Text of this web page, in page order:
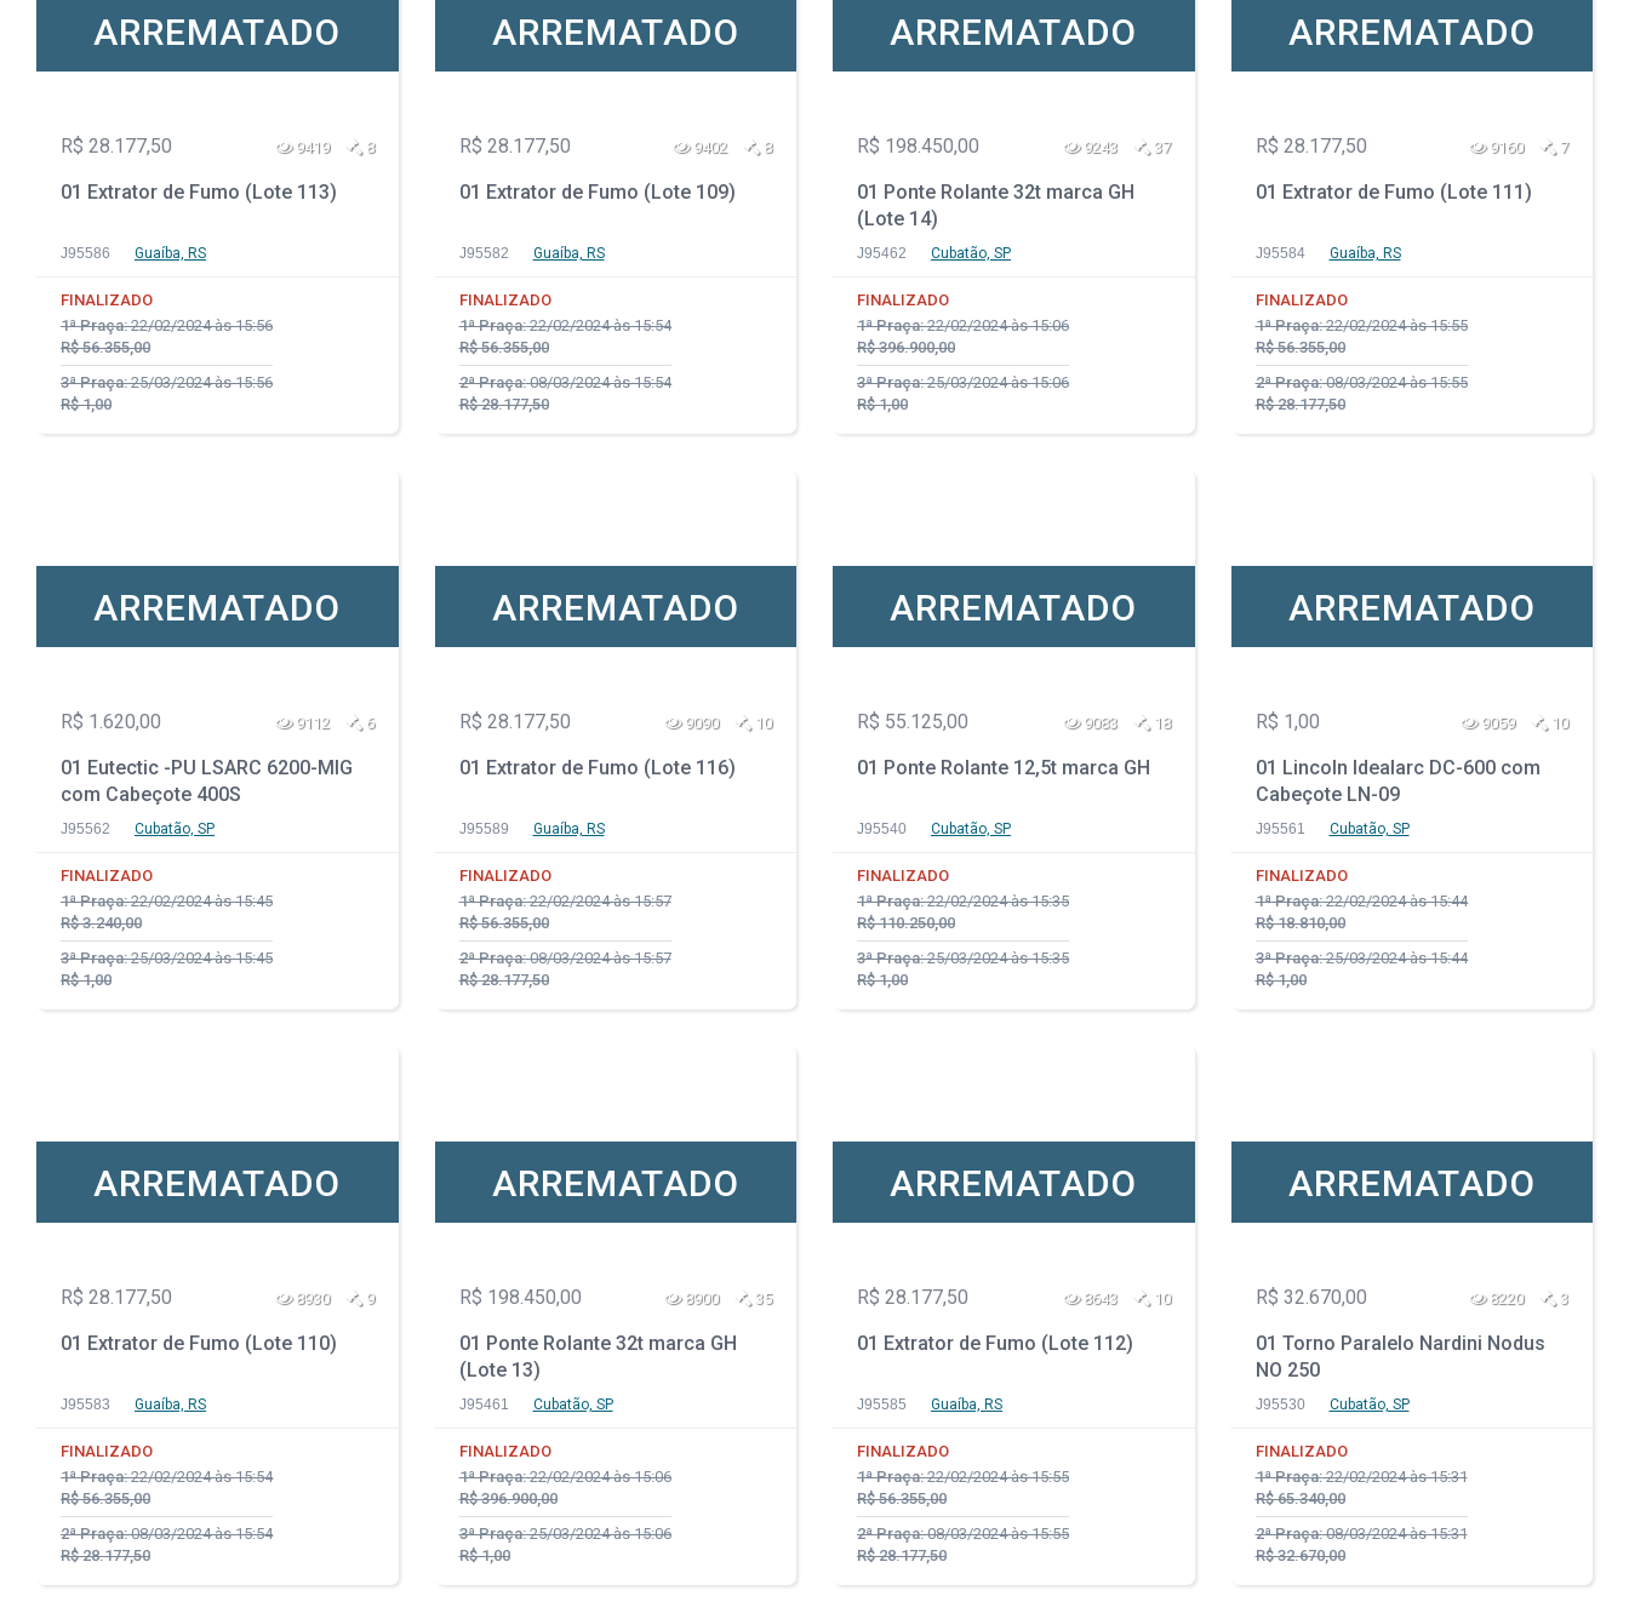
ARREMATADO
R$ 28.177,50 9419 8
01 Extrator de Fumo (Lote 113)
J95586 Guaíba, RS
FINALIZADO
1ª Praça:22/02/2024 às 15:56
R$ 56.355,00
3ª Praça:25/03/2024 às 15:56
R$ 1,00
ARREMATADO
R$ 28.177,50 9402 8
01 Extrator de Fumo (Lote 109)
J95582 Guaíba, RS
FINALIZADO
1ª Praça:22/02/2024 às 15:54
R$ 56.355,00
2ª Praça:08/03/2024 às 15:54
R$ 28.177,50
ARREMATADO
R$ 198.450,00 9243 37
01 Ponte Rolante 32t marca GH
(Lote 14)
J95462 Cubatão, SP
FINALIZADO
1ª Praça:22/02/2024 às 15:06
R$ 396.900,00
3ª Praça:25/03/2024 às 15:06
R$ 1,00
ARREMATADO
R$ 28.177,50 9160 7
01 Extrator de Fumo (Lote 111)
J95584 Guaíba, RS
FINALIZADO
1ª Praça:22/02/2024 às 15:55
R$ 56.355,00
2ª Praça:08/03/2024 às 15:55
R$ 28.177,50
ARREMATADO
R$ 1.620,00 9112 6
01 Eutectic -PU LSARC 6200-MIG
com Cabeçote 400S
J95562 Cubatão, SP
FINALIZADO
1ª Praça:22/02/2024 às 15:45
R$ 3.240,00
3ª Praça:25/03/2024 às 15:45
R$ 1,00
ARREMATADO
R$ 28.177,50 9090 10
01 Extrator de Fumo (Lote 116)
J95589 Guaíba, RS
FINALIZADO
1ª Praça:22/02/2024 às 15:57
R$ 56.355,00
2ª Praça:08/03/2024 às 15:57
R$ 28.177,50
ARREMATADO
R$ 55.125,00 9083 18
01 Ponte Rolante 12,5t marca GH
J95540 Cubatão, SP
FINALIZADO
1ª Praça:22/02/2024 às 15:35
R$ 110.250,00
3ª Praça:25/03/2024 às 15:35
R$ 1,00
ARREMATADO
R$ 1,00 9059 10
01 Lincoln Idealarc DC-600 com
Cabeçote LN-09
GRAFT/ARC/ELETRO
J95561 Cubatão, SP
FINALIZADO
1ª Praça:22/02/2024 às 15:44
R$ 18.810,00
3ª Praça:25/03/2024 às 15:44
R$ 1,00
ARREMATADO
R$ 28.177,50 8930 9
01 Extrator de Fumo (Lote 110)
J95583 Guaíba, RS
FINALIZADO
1ª Praça:22/02/2024 às 15:54
R$ 56.355,00
2ª Praça:08/03/2024 às 15:54
R$ 28.177,50
ARREMATADO
R$ 198.450,00 8900 35
01 Ponte Rolante 32t marca GH
(Lote 13)
J95461 Cubatão, SP
FINALIZADO
1ª Praça:22/02/2024 às 15:06
R$ 396.900,00
3ª Praça:25/03/2024 às 15:06
R$ 1,00
ARREMATADO
R$ 28.177,50 8643 10
01 Extrator de Fumo (Lote 112)
J95585 Guaíba, RS
FINALIZADO
1ª Praça:22/02/2024 às 15:55
R$ 56.355,00
2ª Praça:08/03/2024 às 15:55
R$ 28.177,50
ARREMATADO
R$ 32.670,00 8220 3
01 Torno Paralelo Nardini Nodus
NO 250
J95530 Cubatão, SP
FINALIZADO
1ª Praça:22/02/2024 às 15:31
R$ 65.340,00
2ª Praça:08/03/2024 às 15:31
R$ 32.670,00